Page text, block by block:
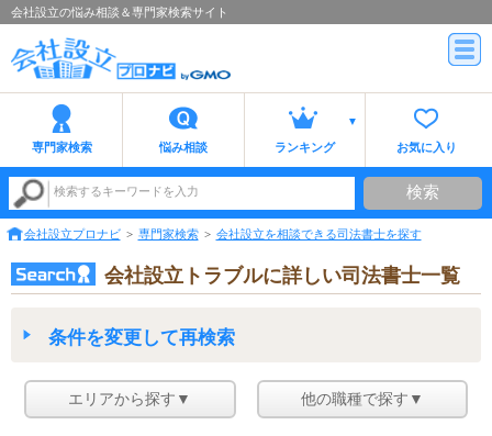
会社設立の悩み相談＆専門家検索サイト
専門家検索 悩み相談 ランキング お気に入り
検索するキーワードを入力 検索
会社設立プロナビ 専門家検索 会社設立を相談できる司法書士を探す
会社設立トラブルに詳しい司法書士一覧
条件を変更して再検索
エリアから探す▼ 他の職種で探す▼